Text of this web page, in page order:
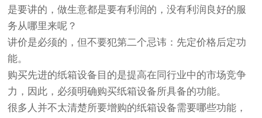
是要讲的，做生意都是要有利润的，没有利润良好的服
务从哪里来呢？
讲价是必须的，但不要犯第二个忌讳：先定价格后定功
能。
购买先进的纸箱设备目的是提高在同行业中的市场竞争
力，因此，必须明确购买纸箱设备所具备的功能。
很多人并不太清楚所要增购的纸箱设备需要哪些功能，